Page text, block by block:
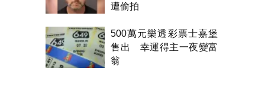
遭偷拍
500萬元樂透彩票士嘉堡
售出 幸運得主一夜變富
翁